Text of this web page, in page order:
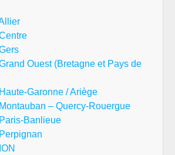
Ouest (Bretagne et Pays de
Garonne / Ariège
– Quercy-Rouergue
Banlieue